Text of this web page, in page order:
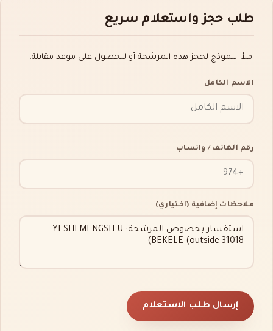
طلب حجز واستعلام سريع
املأ النموذج لحجز هذه المرشحة أو للحصول على موعد مقابلة.
الاسم الكامل
رقم الهاتف / واتساب
ملاحظات إضافية (اختياري)
إرسال طلب الاستعلام